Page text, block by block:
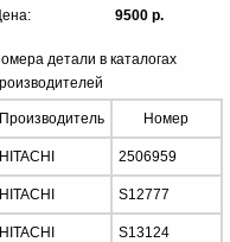
9500 р.
детали в каталогах
Производитель Номер
HITACHI 2506959
HITACHI S12777
HITACHI S13124